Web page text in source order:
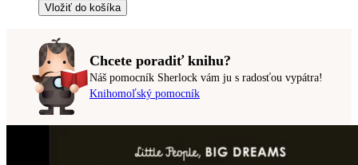
Vložiť do košíka
Chcete poradiť knihu?
Náš pomocník Sherlock vám ju s radosťou vypátra!
Knihomoľský pomocník